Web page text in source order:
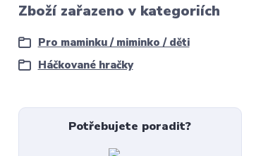
Zboží zařazeno v kategoriích
Pro maminku / miminko / děti
Háčkované hračky
Potřebujete poradit?